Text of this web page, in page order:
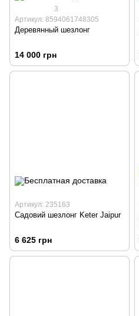
3
Артикул: 8594061748305
Деревянный шезлонг
14 000 грн
Артикул: 235163
Садовий шезлонг Keter Jaipur
6 625 грн